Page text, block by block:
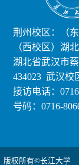
荆州校区：（
（西校区）湖
湖北省武汉市
434023 武汉校
接访电话：
号码：0716-
版权所有©长江大学